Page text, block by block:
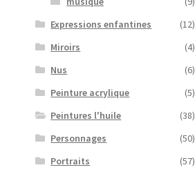
Expressions enfantines
(12)
Miroirs
(4)
Nus
(6)
Peinture acrylique
(5)
Peintures l'huile
(38)
Personnages
(50)
Portraits
(57)